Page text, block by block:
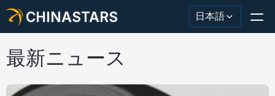
CHINASTARS 日本語
最新ニュース